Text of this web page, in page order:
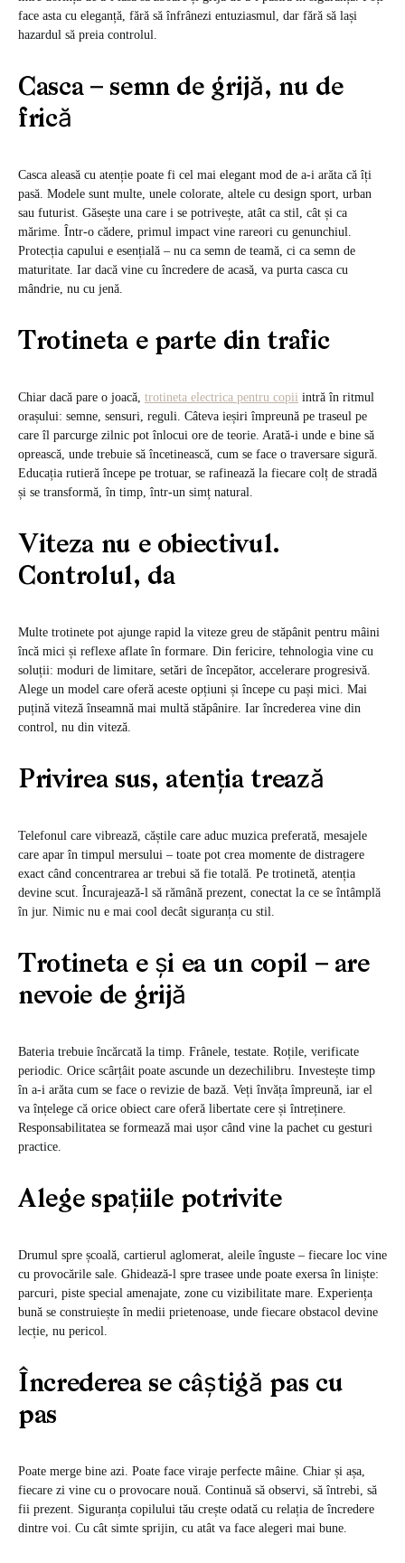
face asta cu eleganță, fără să înfrânezi entuziasmul, dar fără să lași
hazardul să preia controlul.
Casca – semn de grijă, nu de
frică
Casca aleasă cu atenție poate fi cel mai elegant mod de a-i arăta că îți
pasă. Modele sunt multe, unele colorate, altele cu design sport, urban
sau futurist. Găsește una care i se potrivește, atât ca stil, cât și ca
mărime. Într-o cădere, primul impact vine rareori cu genunchiul.
Protecția capului e esențială – nu ca semn de teamă, ci ca semn de
maturitate. Iar dacă vine cu încredere de acasă, va purta casca cu
mândrie, nu cu jenă.
Trotineta e parte din trafic
Chiar dacă pare o joacă, trotineta electrica pentru copii intră în ritmul
orașului: semne, sensuri, reguli. Câteva ieșiri împreună pe traseul pe
care îl parcurge zilnic pot înlocui ore de teorie. Arată-i unde e bine să
oprească, unde trebuie să încetinească, cum se face o traversare sigură.
Educația rutieră începe pe trotuar, se rafinează la fiecare colț de stradă
și se transformă, în timp, într-un simț natural.
Viteza nu e obiectivul.
Controlul, da
Multe trotinete pot ajunge rapid la viteze greu de stăpânit pentru mâini
încă mici și reflexe aflate în formare. Din fericire, tehnologia vine cu
soluții: moduri de limitare, setări de începător, accelerare progresivă.
Alege un model care oferă aceste opțiuni și începe cu pași mici. Mai
puțină viteză înseamnă mai multă stăpânire. Iar încrederea vine din
control, nu din viteză.
Privirea sus, atenția trează
Telefonul care vibrează, căștile care aduc muzica preferată, mesajele
care apar în timpul mersului – toate pot crea momente de distragere
exact când concentrarea ar trebui să fie totală. Pe trotinetă, atenția
devine scut. Încurajează-l să rămână prezent, conectat la ce se întâmplă
în jur. Nimic nu e mai cool decât siguranța cu stil.
Trotineta e și ea un copil – are
nevoie de grijă
Bateria trebuie încărcată la timp. Frânele, testate. Roțile, verificate
periodic. Orice scârțâit poate ascunde un dezechilibru. Investește timp
în a-i arăta cum se face o revizie de bază. Veți învăța împreună, iar el
va înțelege că orice obiect care oferă libertate cere și întreținere.
Responsabilitatea se formează mai ușor când vine la pachet cu gesturi
practice.
Alege spațiile potrivite
Drumul spre școală, cartierul aglomerat, aleile înguste – fiecare loc vine
cu provocările sale. Ghidează-l spre trasee unde poate exersa în liniște:
parcuri, piste special amenajate, zone cu vizibilitate mare. Experiența
bună se construiește în medii prietenoase, unde fiecare obstacol devine
lecție, nu pericol.
Încrederea se câștigă pas cu
pas
Poate merge bine azi. Poate face viraje perfecte mâine. Chiar și așa,
fiecare zi vine cu o provocare nouă. Continuă să observi, să întrebi, să
fii prezent. Siguranța copilului tău crește odată cu relația de încredere
dintre voi. Cu cât simte sprijin, cu atât va face alegeri mai bune.